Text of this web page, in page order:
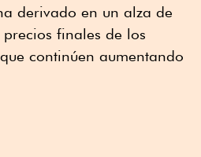
derivado en un alza de
finales de los
continúen aumentando